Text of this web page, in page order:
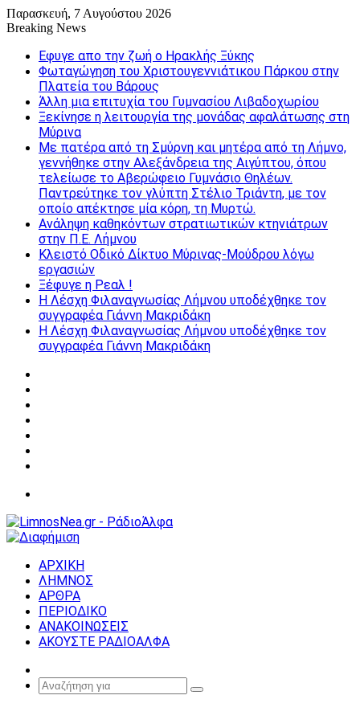
Παρασκευή, 7 Αυγούστου 2026
Breaking News
Εφυγε απο την ζωή o Ηρακλής Ξύκης
Φωταγώγηση του Χριστουγεννιάτικου Πάρκου στην
Πλατεία του Βάρους
Άλλη μια επιτυχία του Γυμνασίου Λιβαδοχωρίου
Ξεκίνησε η λειτουργία της μονάδας αφαλάτωσης στη
Μύρινα
Με πατέρα από τη Σμύρνη και μητέρα από τη Λήμνο,
γεννήθηκε στην Αλεξάνδρεια της Αιγύπτου, όπου
τελείωσε το Αβερώφειο Γυμνάσιο Θηλέων.
Παντρεύτηκε τον γλύπτη Στέλιο Τριάντη, με τον
οποίο απέκτησε μία κόρη, τη Μυρτώ.
Ανάληψη καθηκόντων στρατιωτικών κτηνιάτρων
στην Π.Ε. Λήμνου
Κλειστό Οδικό Δίκτυο Μύρινας-Μούδρου λόγω
εργασιών
Ξέφυγε η Ρεαλ !
Η Λέσχη Φιλαναγνωσίας Λήμνου υποδέχθηκε τον
συγγραφέα Γιάννη Μακριδάκη
Η Λέσχη Φιλαναγνωσίας Λήμνου υποδέχθηκε τον
συγγραφέα Γιάννη Μακριδάκη
ΑΡΧΙΚΗ
ΛΗΜΝΟΣ
ΑΡΘΡΑ
ΠΕΡΙΟΔΙΚΟ
ΑΝΑΚΟΙΝΩΣΕΙΣ
ΑΚΟΥΣΤΕ ΡΑΔΙΟΑΛΦΑ
Article
Αναζήτηση